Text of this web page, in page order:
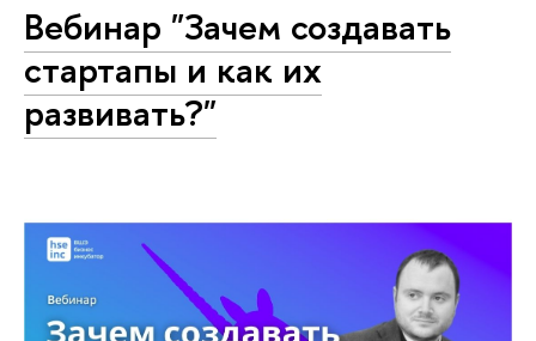
Вебинар "Зачем создавать
стартапы и как их
развивать?"